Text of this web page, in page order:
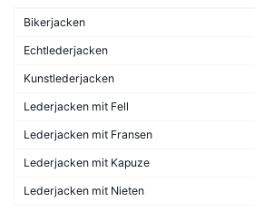
Bikerjacken
Echtlederjacken
Kunstlederjacken
Lederjacken mit Fell
Lederjacken mit Fransen
Lederjacken mit Kapuze
Lederjacken mit Nieten